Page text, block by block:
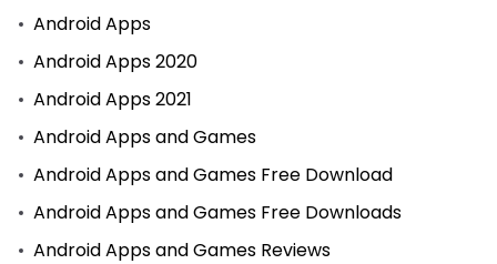
Android Apps
Android Apps 2020
Android Apps 2021
Android Apps and Games
Android Apps and Games Free Download
Android Apps and Games Free Downloads
Android Apps and Games Reviews